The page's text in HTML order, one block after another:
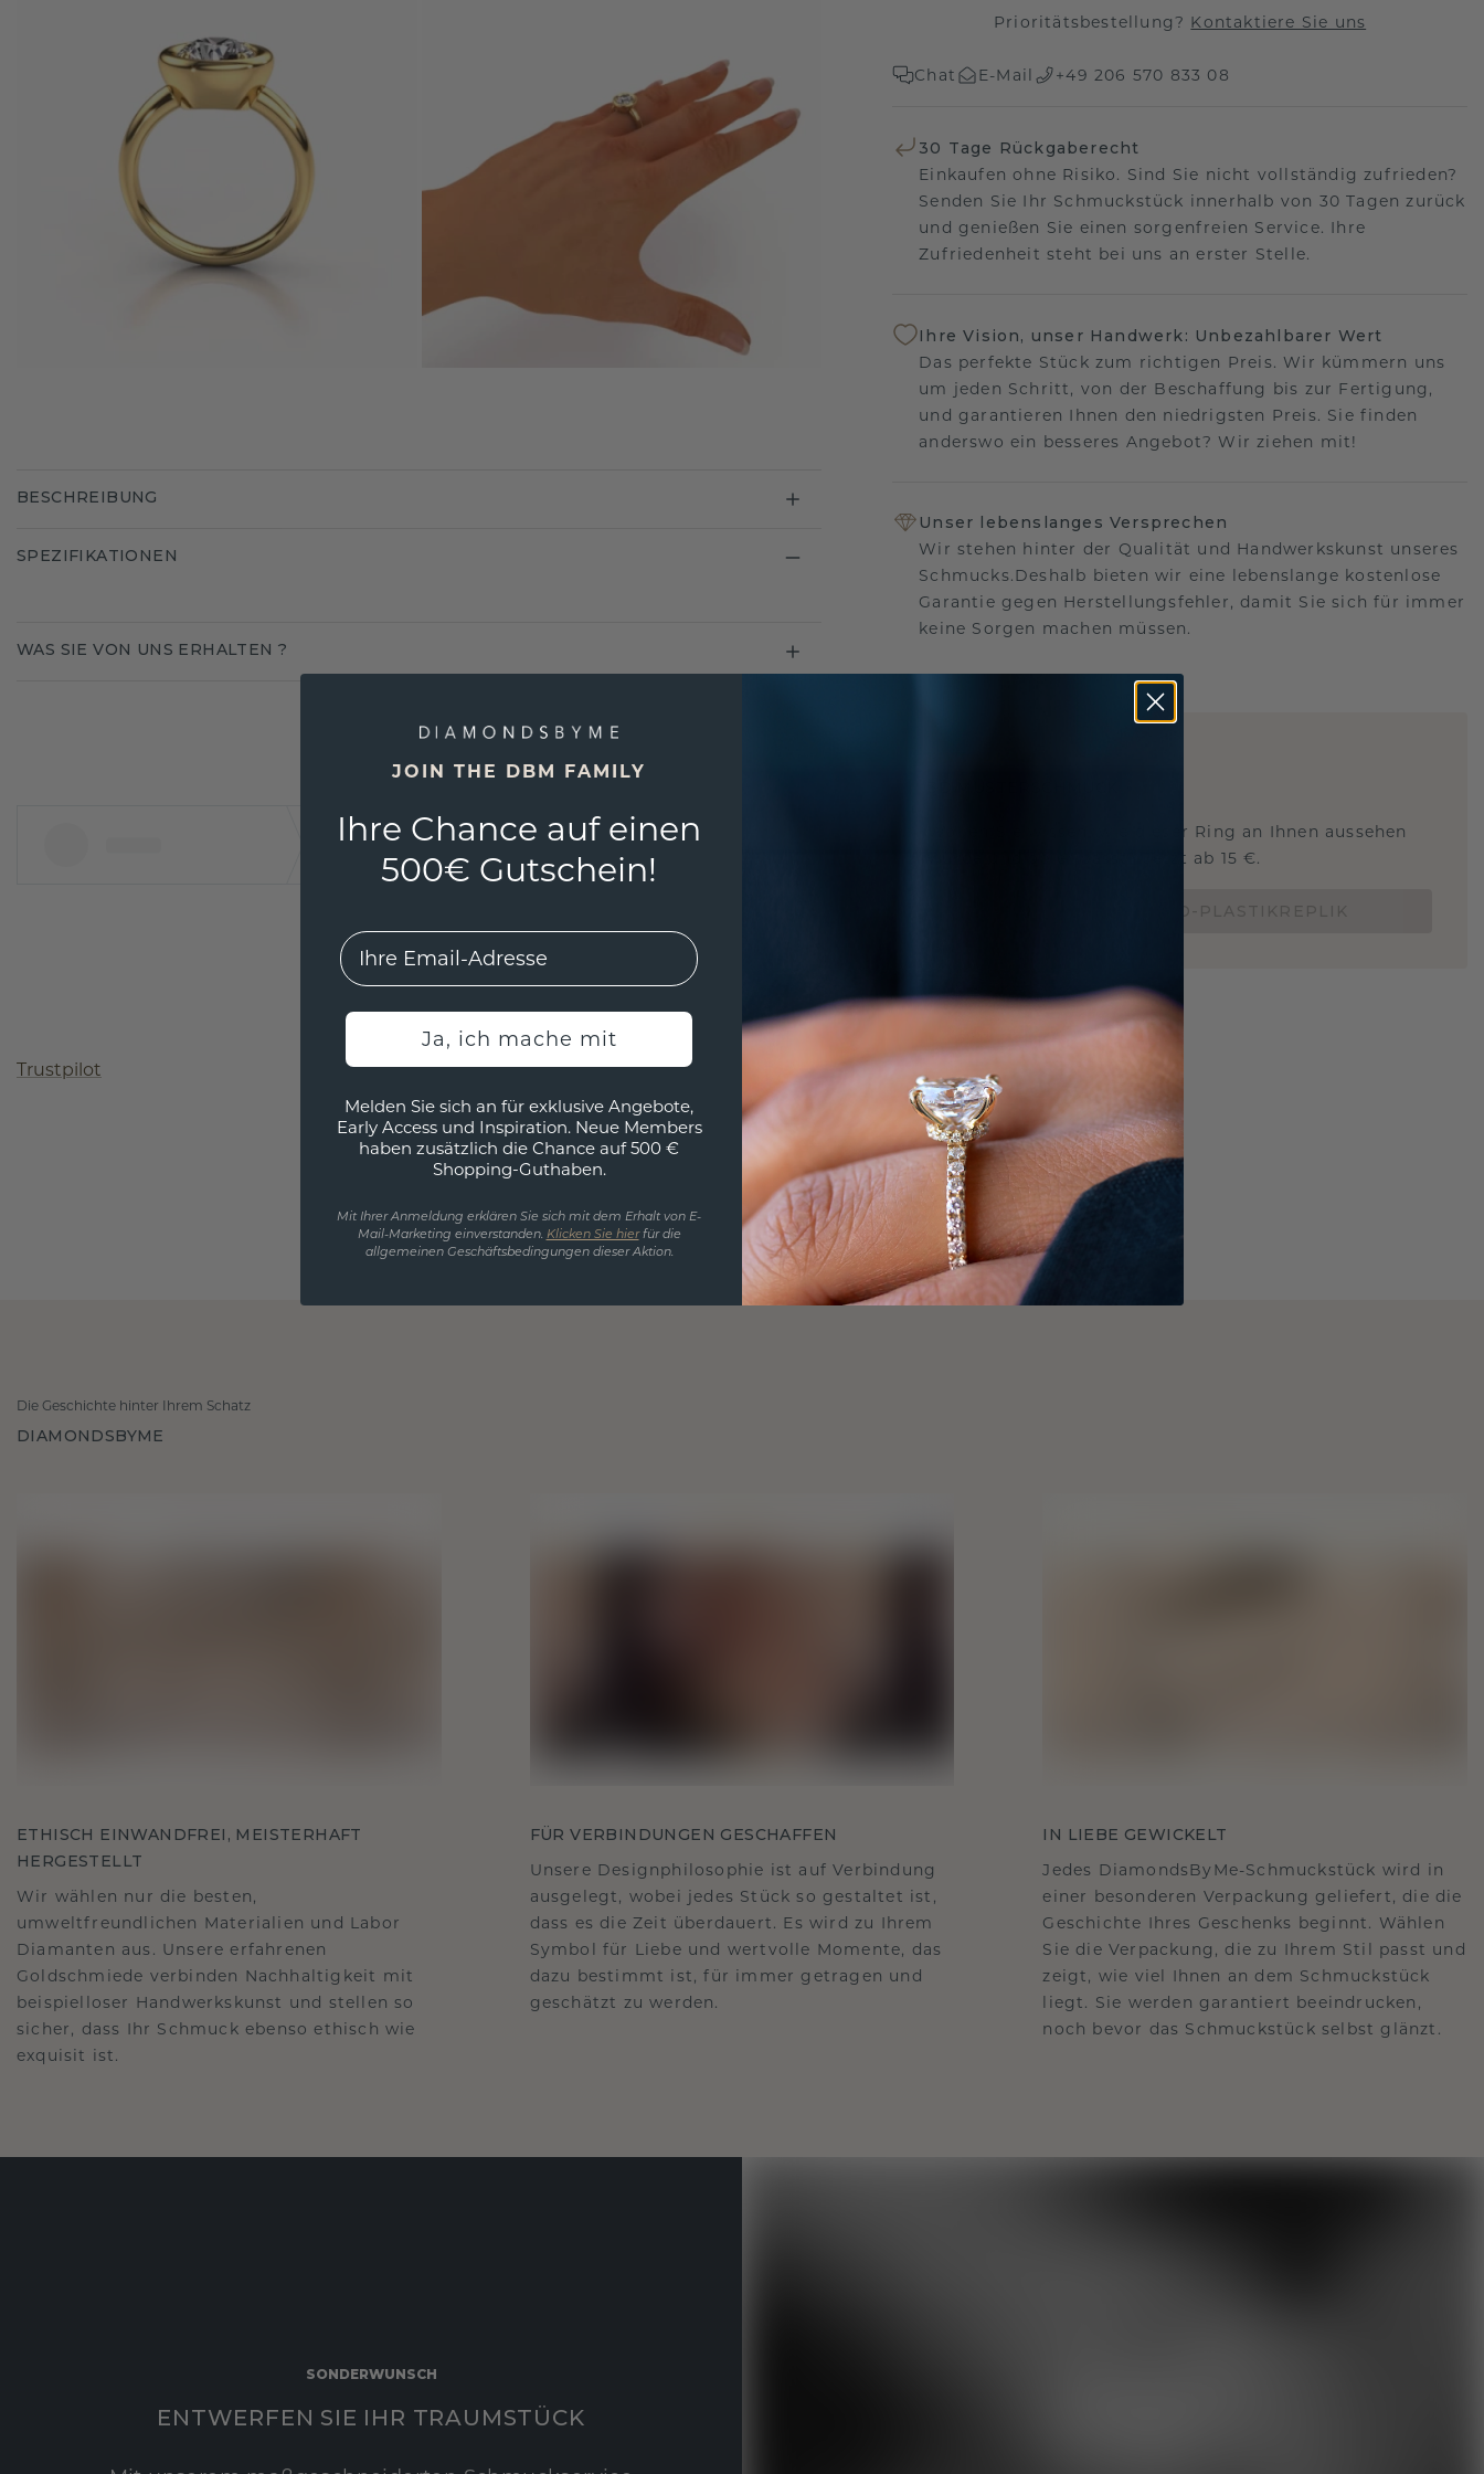
Prioritätsbestellung? Kontaktiere Sie uns
Chat E-Mail +49 206 570 833 08
30 Tage Rückgaberecht
Einkaufen ohne Risiko. Sind Sie nicht vollständig zufrieden?
Senden Sie Ihr Schmuckstück innerhalb von 30 Tagen zurück
und genießen Sie einen sorgenfreien Service. Ihre
Zufriedenheit steht bei uns an erster Stelle.
Ihre Vision, unser Handwerk: Unbezahlbarer Wert
Das perfekte Stück zum richtigen Preis. Wir kümmern uns
um jeden Schritt, von der Beschaffung bis zur Fertigung,
und garantieren Ihnen den niedrigsten Preis. Sie finden
anderswo ein besseres Angebot? Wir ziehen mit!
Unser lebenslanges Versprechen
Wir stehen hinter der Qualität und Handwerkskunst unseres
Schmucks.Deshalb bieten wir eine lebenslange kostenlose
Garantie gegen Herstellungsfehler, damit Sie sich für immer
keine Sorgen machen müssen.
Wollen Sie wissen, wie dieser Ring an Ihnen aussehen
würde und ob er passt? Jetzt ab 15 €.
BESCHREIBUNG
SPEZIFIKATIONEN
WAS SIE VON UNS ERHALTEN ?
Trustpilot
Die Geschichte hinter Ihrem Schatz
DIAMONDSBYME
ETHISCH EINWANDFREI, MEISTERHAFT
HERGESTELLT
Wir wählen nur die besten,
umweltfreundlichen Materialien und Labor
Diamanten aus. Unsere erfahrenen
Goldschmiede verbinden Nachhaltigkeit mit
beispielloser Handwerkskunst und stellen so
sicher, dass Ihr Schmuck ebenso ethisch wie
exquisit ist.
FÜR VERBINDUNGEN GESCHAFFEN
Unsere Designphilosophie ist auf Verbindung
ausgelegt, wobei jedes Stück so gestaltet ist,
dass es die Zeit überdauert. Es wird zu Ihrem
Symbol für Liebe und wertvolle Momente, das
dazu bestimmt ist, für immer getragen und
geschätzt zu werden.
IN LIEBE GEWICKELT
Jedes DiamondsByMe-Schmuckstück wird in
einer besonderen Verpackung geliefert, die die
Geschichte Ihres Geschenks beginnt. Wählen
Sie die Verpackung, die zu Ihrem Stil passt und
zeigt, wie viel Ihnen an dem Schmuckstück
liegt. Sie werden garantiert beeindrucken,
noch bevor das Schmuckstück selbst glänzt.
SONDERWUNSCH
ENTWERFEN SIE IHR TRAUMSTÜCK
JOIN THE DBM FAMILY
Ihre Chance auf einen
500€ Gutschein!
EMail
Ja, ich mache mit
Melden Sie sich an für exklusive Angebote,
Early Access und Inspiration. Neue Members
haben zusätzlich die Chance auf 500 €
Shopping-Guthaben.
Mit Ihrer Anmeldung erklären Sie sich mit dem Erhalt von E-
Mail-Marketing einverstanden. Klicken Sie hierfür die
allgemeinen Geschäftsbedingungen dieser Aktion.